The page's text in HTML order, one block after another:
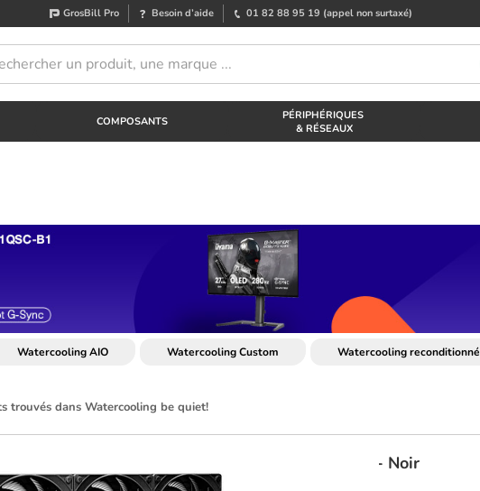
GrosBill Pro Besoin d’aide 01 82 88 95 19 (appel non surtaxé)
COMPOSANTS
PÉRIPHÉRIQUES
& RÉSEAUX
Watercooling AIO Watercooling Custom Watercooling reconditionné
trouvés dans Watercooling be quiet!
Pure Loop 3 360mm - Noir